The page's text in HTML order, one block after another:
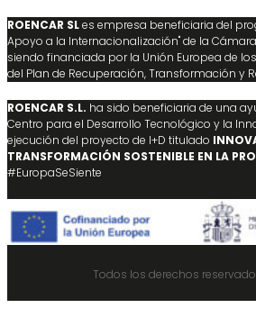
ROENCAR SLes empresa beneficiaria del
Apoyo a la Internacionalización" de la
siendo financiada por la Unión Europea de
del Plan de Recuperación, Transformación y
ROENCAR S.L. ha sido beneficiaria de una
Centro para el Desarrollo Tecnológico y la
ejecución del proyecto de I+D titulado
TRANSFORMACIÓN SOSTENIBLE EN LA
#EuropaSeSiente
Todos los derechos